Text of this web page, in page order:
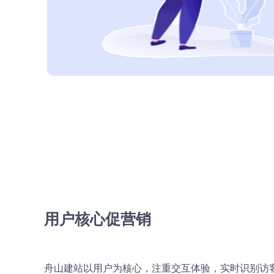
用户核心促营销
舟山建站以用户为核心，注重交互体验，实时识别访